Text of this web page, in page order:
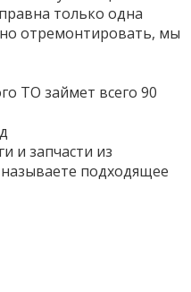
только одна
отремонтировать, мы
ТО займет всего 90
и запчасти из
подходящее